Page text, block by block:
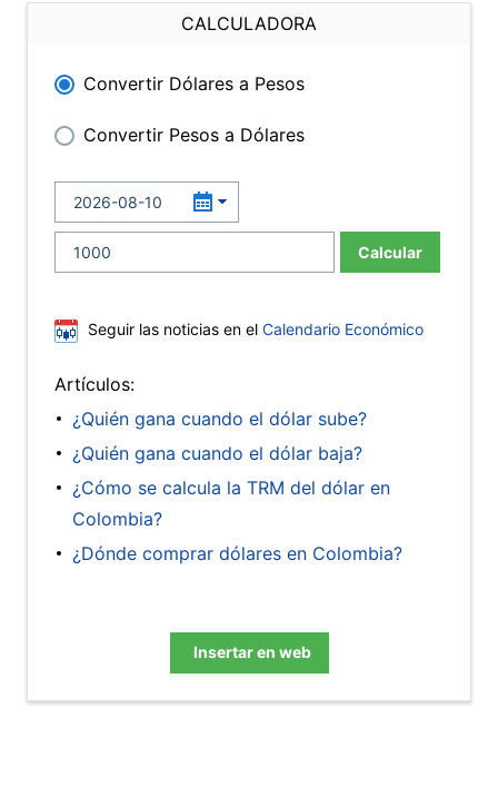
CALCULADORA
Convertir Dólares a Pesos
Convertir Pesos a Dólares
Calcular
Seguir las noticias en el Calendario Económico
Artículos:
¿Quién gana cuando el dólar sube?
¿Quién gana cuando el dólar baja?
¿Cómo se calcula la TRM del dólar en
Colombia?
¿Dónde comprar dólares en Colombia?
Insertar en web